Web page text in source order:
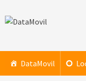
al
DataMovil